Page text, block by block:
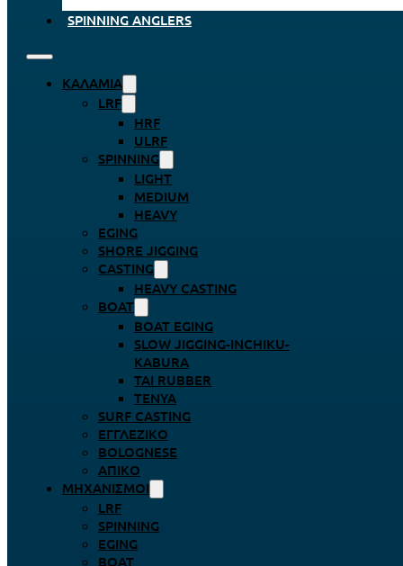
SPINNING ANGLERS
ΚΑΛΆΜΙΑ
LRF
HRF
ULRF
SPINNING
LIGHT
MEDIUM
HEAVY
EGING
SHORE JIGGING
CASTING
HEAVY CASTING
BOAT
BOAT EGING
SLOW JIGGING-INCHIKU-
KABURA
TAI RUBBER
TENYA
SURF CASTING
ΕΓΓΛΈΖΙΚΟ
BOLOGNESE
ΑΠΊΚΟ
ΜΗΧΑΝΙΣΜΟΊ
LRF
SPINNING
EGING
BOAT